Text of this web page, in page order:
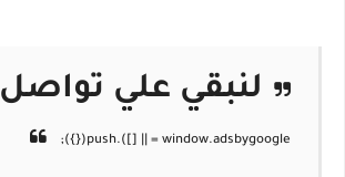
لنبقي علي تواصل